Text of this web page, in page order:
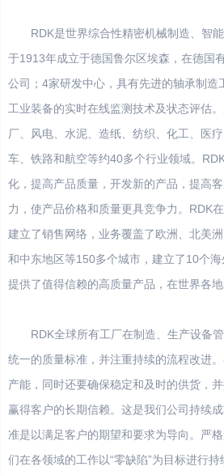
RDK是世界综合性精密机械制造、智
于1913年成立于德国鲁尔区埃森，在德国
公司；4家研发中心，具有先进的轴承制造
工业装备的实时在线监测技术及状态评估
厂、风电、水泥、造纸、纺织、化工、医
车、铁路和航空等约40多个行业领域。
化，提高产品质量，开发新的产品，提高
力，使产品价格和质量更具竞争力。RDK
建立了销售网络，业务覆盖了欧洲、北美
和中东地区等150多个城市，建立了10个
提供了值得信赖的高质量产品，在世界各地
RDK全球所有工厂在制造、生产设备
统一的质量标准，并注重持续的流程改进
产能，同时还要确保稳定和及时的供货，
赢得客户的长期信赖。这是我们公司持续
准是以满足客户的期望和要求为导向。严
们在各领域的工作以“零缺陷”为目标进行